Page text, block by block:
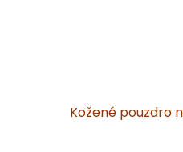
Kožené pouzdro